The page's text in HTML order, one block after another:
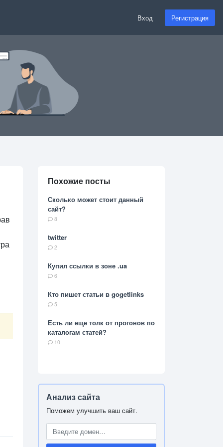
Вход Регистрация
Похожие посты
Сколько может стоит данный
сайт?
8
twitter
2
Купил ссылки в зоне .ua
6
Кто пишет статьи в gogetlinks
5
Есть ли еще толк от прогонов по
каталогам статей?
10
Анализ сайта
Поможем улучшить ваш сайт.